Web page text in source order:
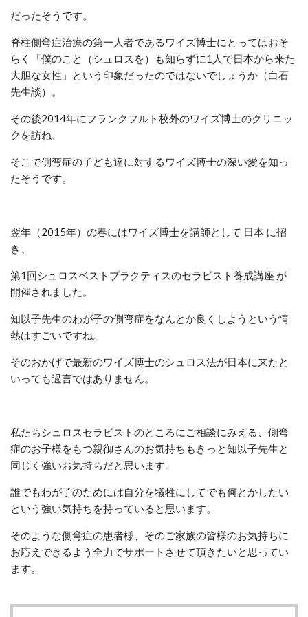
だったそうです。
脊柱側弯症治療の第一人者であるワイズ博士にとってはおそ
らく「僕のこと（シュロスを）も知らずに1人で日本から来た
大胆な女性」という印象だったのではないでしょうか（白石
先生談）。
その後2014年にフランクフルト校外のワイズ博士のクリニッ
クを訪ね、
そこで側弯症の子ども達に対するワイズ博士の深い愛を知っ
たそうです。
翌年（2015年）の春にはワイズ博士を講師として 日本 に招
き、
第1回シュロスベストプラクティスのセラピスト養成講座 が
開催されました。
知以子先生のわが子の側弯症をなんとか良くしようという情
熱はすごいですね。
そのおかげで最新のワイズ博士のシュロス法が日本に来たと
いっても過言ではありません。
私たちシュロスセラピストのところにご相談にみえる、側弯
症のお子様をもつ親御さんのお気持ちもきっと知以子先生と
同じく強いお気持ちだと思います。
誰でもわが子のためには自分を犠牲にしてでも何とかしたい
という強い気持ちを持っていると思います。
そのような側弯症の患者様、そのご家族の皆様のお気持ちに
お応えできるよう全力でサポートさせて頂きたいと思ってい
ます。